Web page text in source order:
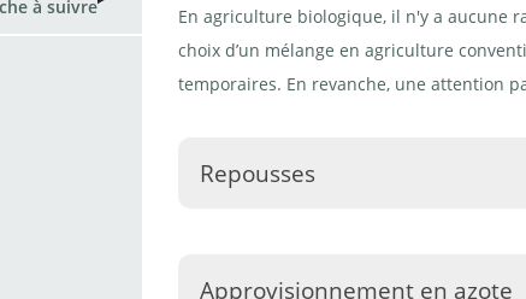
En agriculture biologique, il n'y a aucune
choix d’un mélange en agriculture
temporaires. En revanche, une attention
Repousses
Approvisionnement en azote